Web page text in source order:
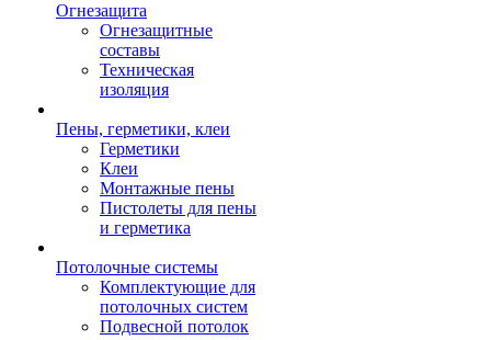
Огнезащита
Огнезащитные
составы
Техническая
изоляция
Пены, герметики, клеи
Герметики
Клеи
Монтажные пены
Пистолеты для пены
и герметика
Потолочные системы
Комплектующие для
потолочных систем
Подвесной потолок